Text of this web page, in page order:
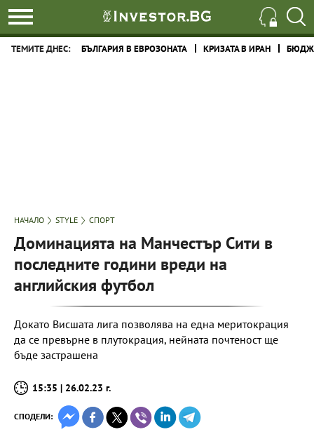
ТЕМИТЕ ДНЕС: БЪЛГАРИЯ В ЕВРОЗОНАТА КРИЗАТА В ИРАН
НАЧАЛО STYLE СПОРТ
Доминацията на Манчестър Сити в
последните години вреди на
английския футбол
Докато Висшата лига позволява на една меритокрация
да се превърне в плутокрация, нейната почтеност ще
бъде застрашена
15:35 | 26.02.23 г.
СПОДЕЛИ: